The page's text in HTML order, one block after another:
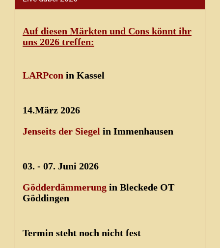
Auf diesen Märkten und Cons könnt ihr
uns 2026 treffen:
LARPcon in Kassel
14.März 2026
Jenseits der Siegel in Immenhausen
03. - 07. Juni 2026
Gödderdämmerung in Bleckede OT
Göddingen
Termin steht noch nicht fest